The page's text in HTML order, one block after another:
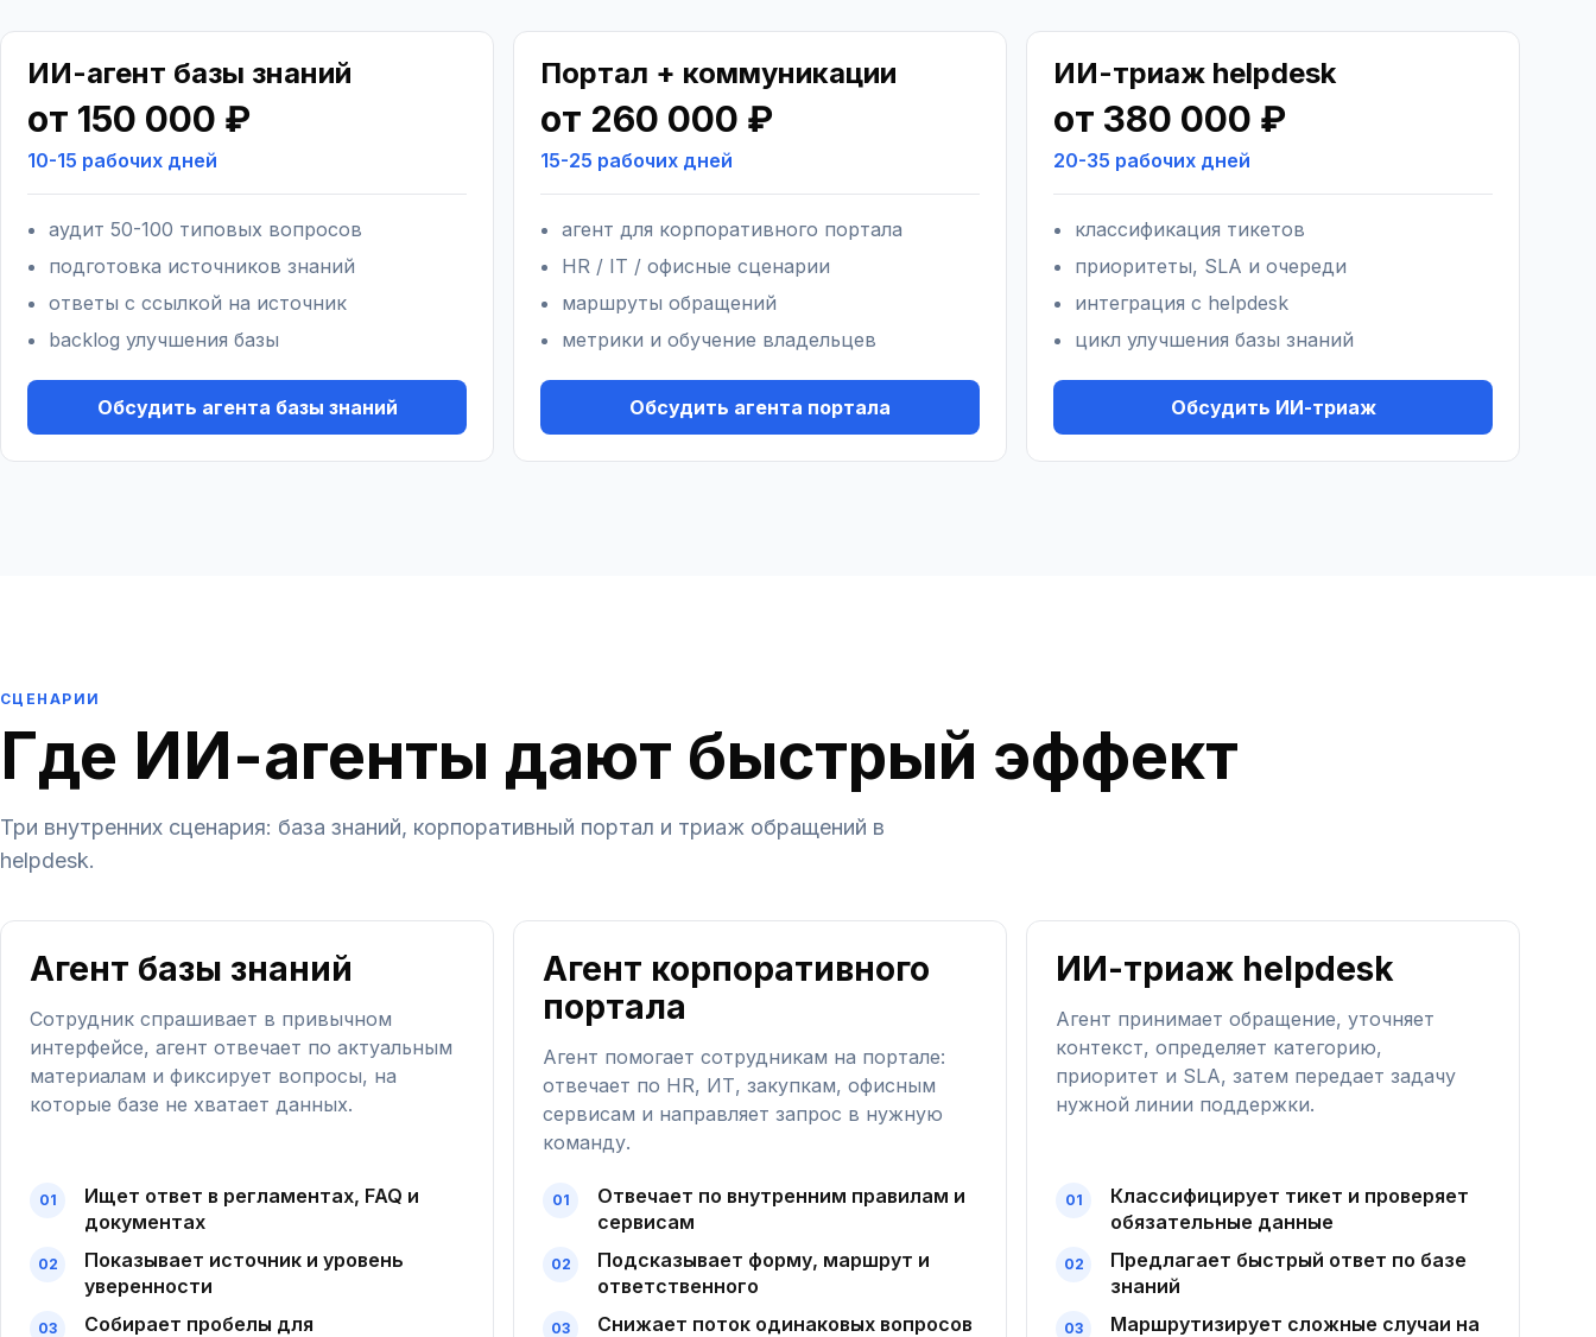
ИИ-агент базы знаний
от 150 000 ₽
10-15 рабочих дней
аудит 50-100 типовых вопросов
подготовка источников знаний
ответы с ссылкой на источник
backlog улучшения базы
Обсудить агента базы знаний
Портал + коммуникации
от 260 000 ₽
15-25 рабочих дней
агент для корпоративного портала
HR / IT / офисные сценарии
маршруты обращений
метрики и обучение владельцев
Обсудить агента портала
ИИ-триаж helpdesk
от 380 000 ₽
20-35 рабочих дней
классификация тикетов
приоритеты, SLA и очереди
интеграция с helpdesk
цикл улучшения базы знаний
Обсудить ИИ-триаж
СЦЕНАРИИ
Где ИИ-агенты дают быстрый эффект
Три внутренних сценария: база знаний, корпоративный портал и триаж обращений в
helpdesk.
Агент базы знаний
Сотрудник спрашивает в привычном
интерфейсе, агент отвечает по актуальным
материалам и фиксирует вопросы, на
которые базе не хватает данных.
Ищет ответ в регламентах, FAQ и
документах
Показывает источник и уровень
уверенности
Собирает пробелы для
Агент корпоративного
портала
Агент помогает сотрудникам на портале:
отвечает по HR, ИТ, закупкам, офисным
сервисам и направляет запрос в нужную
команду.
Отвечает по внутренним правилам и
сервисам
Подсказывает форму, маршрут и
ответственного
Снижает поток одинаковых вопросов
ИИ-триаж helpdesk
Агент принимает обращение, уточняет
контекст, определяет категорию,
приоритет и SLA, затем передает задачу
нужной линии поддержки.
Классифицирует тикет и проверяет
обязательные данные
Предлагает быстрый ответ по базе
знаний
Маршрутизирует сложные случаи на